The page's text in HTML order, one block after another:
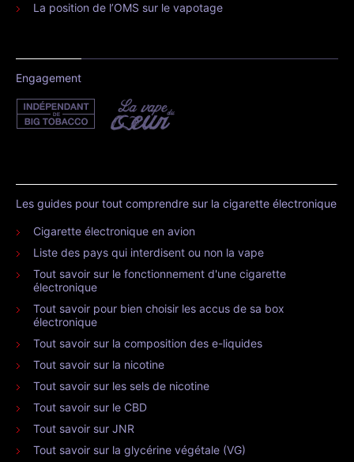
La position de l’OMS sur le vapotage
Engagement
Les guides pour tout comprendre sur la cigarette électronique
Cigarette électronique en avion
Liste des pays qui interdisent ou non la vape
Tout savoir sur le fonctionnement d'une cigarette
électronique
Tout savoir pour bien choisir les accus de sa box
électronique
Tout savoir sur la composition des e-liquides
Tout savoir sur la nicotine
Tout savoir sur les sels de nicotine
Tout savoir sur le CBD
Tout savoir sur JNR
Tout savoir sur la glycérine végétale (VG)